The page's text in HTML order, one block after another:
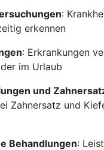
:
erkennen
: Erkrankungen
im Urlaub
und
Zahnersatz und
Behandlungen: